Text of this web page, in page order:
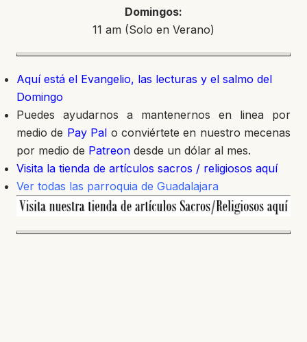
Domingos:
11 am (Solo en Verano)
Aquí está el Evangelio, las lecturas y el salmo del
Domingo
Puedes ayudarnos a mantenernos en linea por
medio de Pay Pal o conviértete en nuestro mecenas
por medio de Patreon desde un dólar al mes.
Visita la tienda de artículos sacros / religiosos aquí
Ver todas las parroquia de Guadalajara